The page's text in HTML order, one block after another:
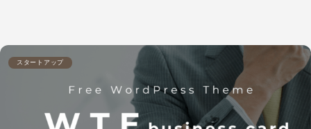
スタートアップ